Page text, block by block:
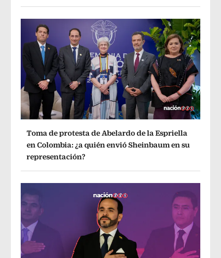
Toma de protesta de Abelardo de la Espriella
en Colombia: ¿a quién envió Sheinbaum en su
representación?